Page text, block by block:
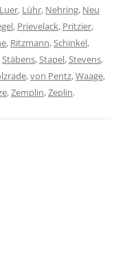
Luer, Lühr, Nehring, Neu
, Prievelack, Pritzier,
, Ritzmann,Schinkel,
Stäbens,Stapel,Stevens,
,von Pentz,Waage,
,Zemplin,Zeplin.